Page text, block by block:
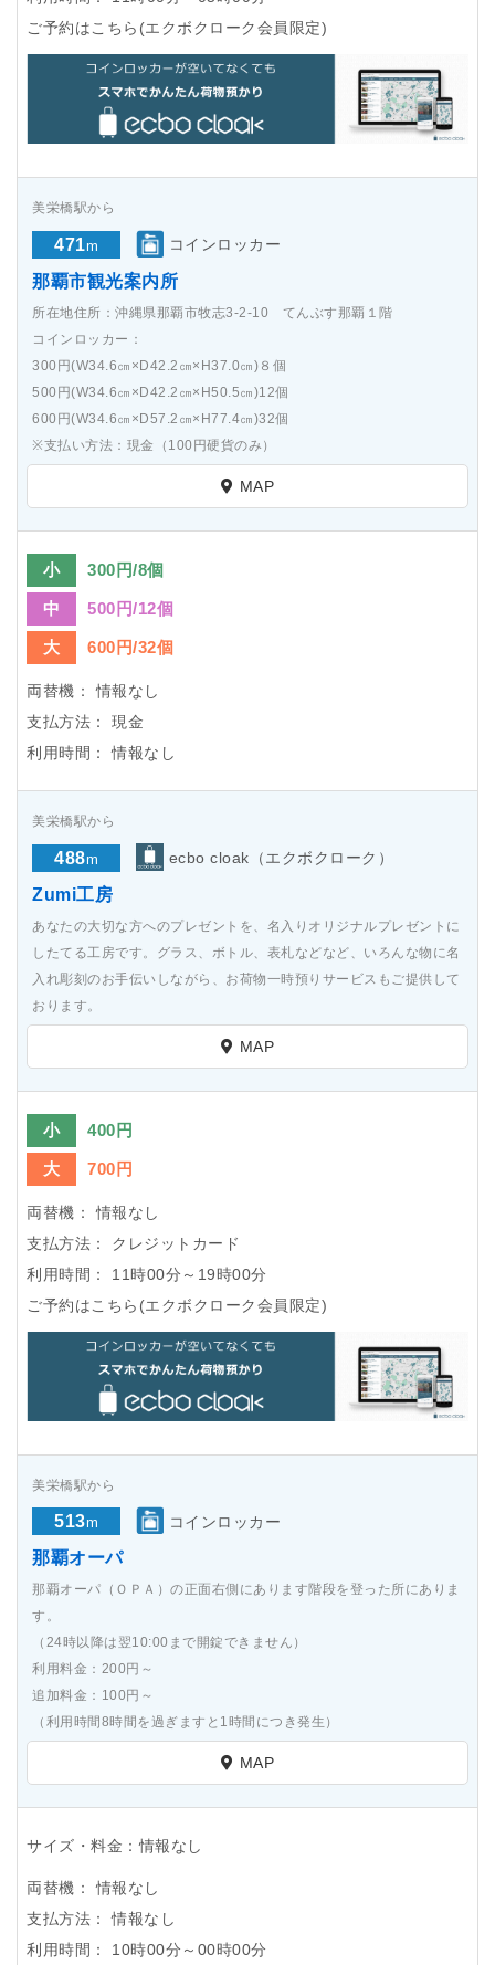
ご予約はこちら(エクボクローク会員限定)
美栄橋駅から
471m コインロッカー
那覇市観光案内所
所在地住所：沖縄県那覇市牧志3-2-10 てんぶす那覇１階
コインロッカー：
300円(W34.6㎝×D42.2㎝×H37.0㎝)８個
500円(W34.6㎝×D42.2㎝×H50.5㎝)12個
600円(W34.6㎝×D57.2㎝×H77.4㎝)32個
※支払い方法：現金（100円硬貨のみ）
MAP
小 300円/8個
中 500円/12個
大 600円/32個
両替機：
情報なし
支払方法：
現金
利用時間：
情報なし
美栄橋駅から
488m ecbo cloak（エクボクローク）
Zumi工房
あなたの大切な方へのプレゼントを、名入りオリジナルプレゼントに
したてる工房です。グラス、ボトル、表札などなど、いろんな物に名
入れ彫刻のお手伝いしながら、お荷物一時預りサービスもご提供して
おります。
MAP
小 400円
大 700円
両替機：
情報なし
支払方法：
クレジットカード
利用時間：
11時00分～19時00分
ご予約はこちら(エクボクローク会員限定)
美栄橋駅から
513m コインロッカー
那覇オーパ
那覇オーパ（ＯＰＡ）の正面右側にあります階段を登った所にありま
す。
（24時以降は翌10:00まで開錠できません）
利用料金：200円～
追加料金：100円～
（利用時間8時間を過ぎますと1時間につき発生）
MAP
サイズ・料金：情報なし
両替機：
情報なし
支払方法：
情報なし
利用時間：
10時00分～00時00分